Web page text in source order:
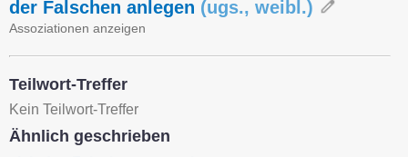
der Falschen anlegen (ugs., weibl.)
Assoziationen anzeigen
Teilwort-Treffer
Kein Teilwort-Treffer
Ähnlich geschrieben